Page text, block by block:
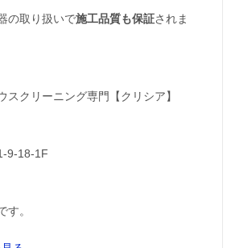
の取り扱いで施工品質も保証されま
スクリーニング専門【クリシア】
9‐18‐1F
。